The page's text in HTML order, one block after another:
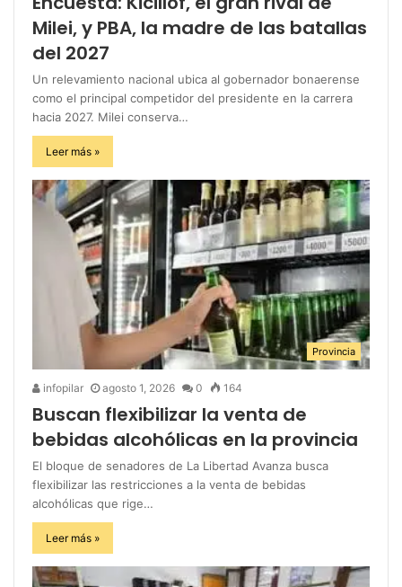
Milei, y PBA, la madre de las batallas
del 2027
Un relevamiento nacional ubica al gobernador bonaerense
como el principal competidor del presidente en la carrera
hacia 2027. Milei conserva…
Leer más »
Provincia
infopilar agosto 1, 2026 0 164
Buscan flexibilizar la venta de
bebidas alcohólicas en la provincia
El bloque de senadores de La Libertad Avanza busca
flexibilizar las restricciones a la venta de bebidas
alcohólicas que rige…
Leer más »